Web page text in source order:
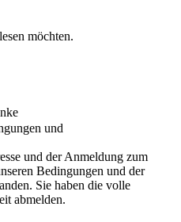
möchten.
und
und der Anmeldung zum
Bedingungen und der
Sie haben die volle
abmelden.